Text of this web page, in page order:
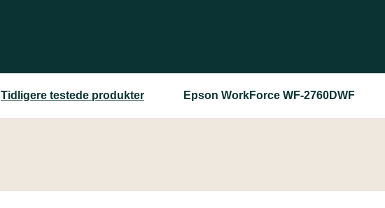
Tidligere testede produkter Epson WorkForce WF-2760DWF